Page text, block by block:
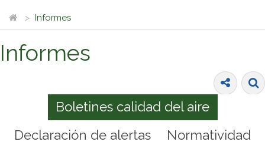
Informes
Informes
Boletines calidad del aire
Declaración de alertas
Normatividad